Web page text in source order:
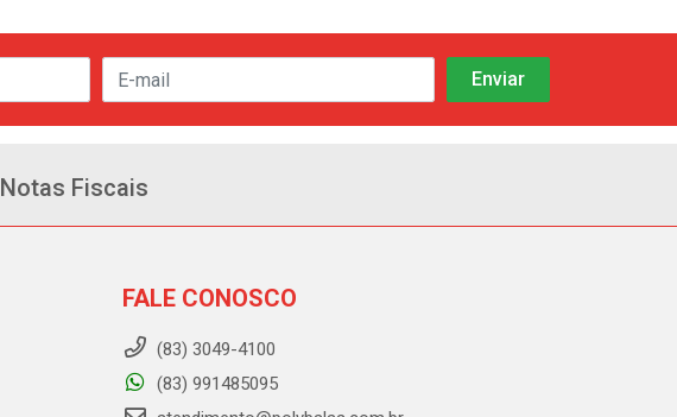
Notas Fiscais
FALE CONOSCO
(83) 3049-4100
(83) 991485095